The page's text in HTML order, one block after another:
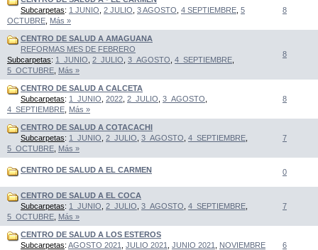
Subcarpetas: 1 JUNIO 2 JULIO 3 AGOSTO 4 SEPTIEMBRE 5
OCTUBRE Más »
8
CENTRO DE SALUD A AMAGUANA
REFORMAS MES DE FEBRERO
Subcarpetas: 1_JUNIO 2_JULIO 3_AGOSTO 4_SEPTIEMBRE
5_OCTUBRE Más »
8
CENTRO DE SALUD A CALCETA
Subcarpetas: 1_JUNIO 2022 2_JULIO 3_AGOSTO
4_SEPTIEMBRE Más »
8
CENTRO DE SALUD A COTACACHI
Subcarpetas: 1_JUNIO 2_JULIO 3_AGOSTO 4_SEPTIEMBRE
5_OCTUBRE Más »
7
CENTRO DE SALUD A EL CARMEN 0
CENTRO DE SALUD A EL COCA
Subcarpetas: 1_JUNIO 2_JULIO 3_AGOSTO 4_SEPTIEMBRE
5_OCTUBRE Más »
7
CENTRO DE SALUD A LOS ESTEROS
Subcarpetas: AGOSTO 2021 JULIO 2021 JUNIO 2021
NOVIEMBRE
6